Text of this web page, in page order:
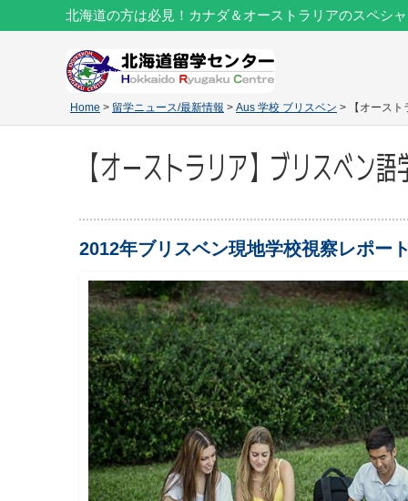
北海道の方は必見！カナダ＆オーストラリアのスペシ
Home > 留学ニュース/最新情報 > Aus 学校 ブリスベン > 【オースト
【オーストラリア】ブリスベン
2012年ブリスベン現地学校視察レポー